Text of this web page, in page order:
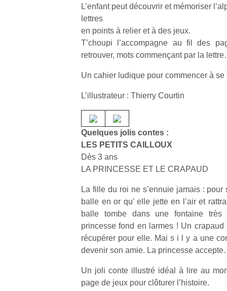
L’enfant peut découvrir et mémoriser
lettres
en points à relier et à des jeux.
T’choupi l’accompagne au fil des
retrouver, mots commençant par la
Un cahier ludique pour commencer à
L’illustrateur : Thierry Courtin
Quelques jolis contes :
LES PETITS CAILLOUX
Dès 3 ans
LA PRINCESSE ET LE CRAPAUD
La fille du roi ne s’ennuie jamais :
balle en or qu’ elle jette en l’air et
balle tombe dans une fontaine très
princesse fond en larmes ! Un
récupérer pour elle. Mai s i l y a une
devenir son amie. La princesse
Un joli conte illustré idéal à lire au
page de jeux pour clôturer l’histoire.